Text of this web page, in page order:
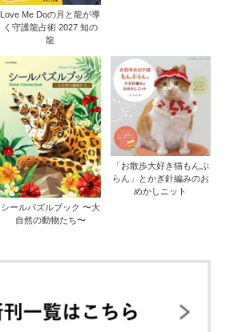
Love Me Doの月と龍が導
く守護龍占術 2027 知の
龍
シールパズルブック 〜大
自然の動物たち〜
「お散歩大好き猫もんぶ
らん」とかぎ針編みのお
めかしニット